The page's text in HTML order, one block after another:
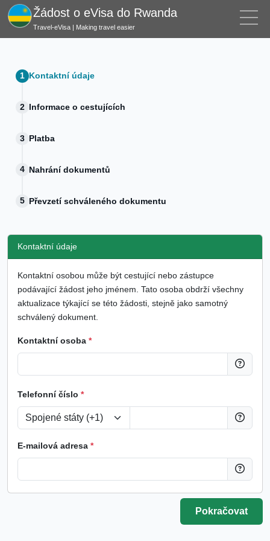
Žádost o eVisa do Rwanda
Travel-eVisa | Making travel easier
Kontaktní údaje
Informace o cestujících
Platba
Nahrání dokumentů
Převzetí schváleného dokumentu
Kontaktní údaje
Kontaktní osobou může být cestující nebo zástupce
podávající žádost jeho jménem. Tato osoba obdrží všechny
aktualizace týkající se této žádosti, stejně jako samotný
schválený dokument.
Kontaktní osoba *
Telefonní číslo *
E-mailová adresa *